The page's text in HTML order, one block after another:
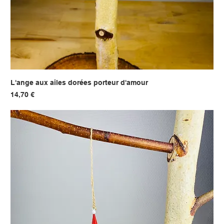
L'ange aux ailes dorées porteur d'amour
Prix
14,70 €